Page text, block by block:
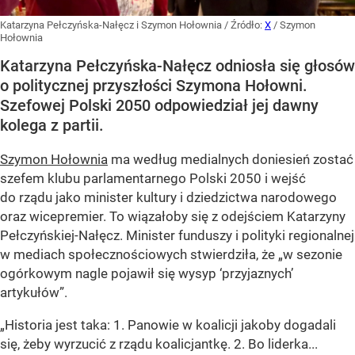
Katarzyna Pełczyńska-Nałęcz i Szymon Hołownia / Źródło: X / Szymon
Hołownia
Katarzyna Pełczyńska-Nałęcz odniosła się głosów
o politycznej przyszłości Szymona Hołowni.
Szefowej Polski 2050 odpowiedział jej dawny
kolega z partii.
Szymon Hołownia ma według medialnych doniesień zostać
szefem klubu parlamentarnego Polski 2050 i wejść
do rządu jako minister kultury i dziedzictwa narodowego
oraz wicepremier. To wiązałoby się z odejściem Katarzyny
Pełczyńskiej-Nałęcz. Minister funduszy i polityki regionalnej
w mediach społecznościowych stwierdziła, że „w sezonie
ogórkowym nagle pojawił się wysyp ‘przyjaznych’
artykułów”.
„Historia jest taka: 1. Panowie w koalicji jakoby dogadali
się, żeby wyrzucić z rządu koalicjantkę. 2. Bo liderka...